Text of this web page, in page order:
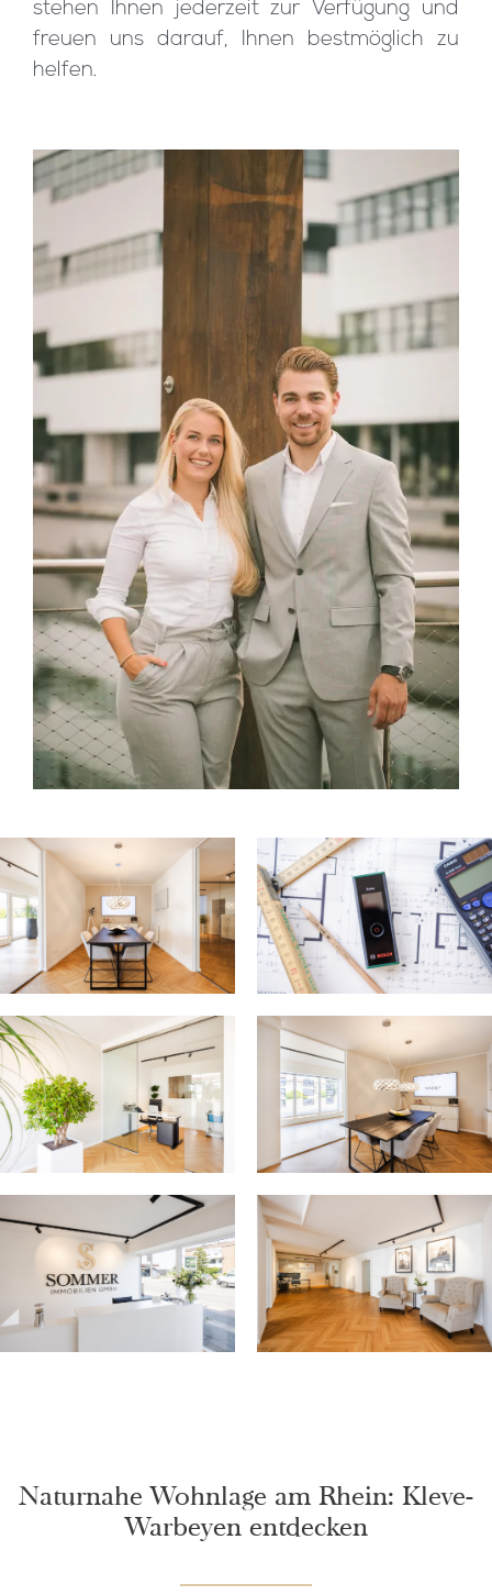
stehen Ihnen jederzeit zur Verfügung und
freuen uns darauf, Ihnen bestmöglich zu
helfen.
Naturnahe Wohnlage am Rhein: Kleve-
Warbeyen entdecken